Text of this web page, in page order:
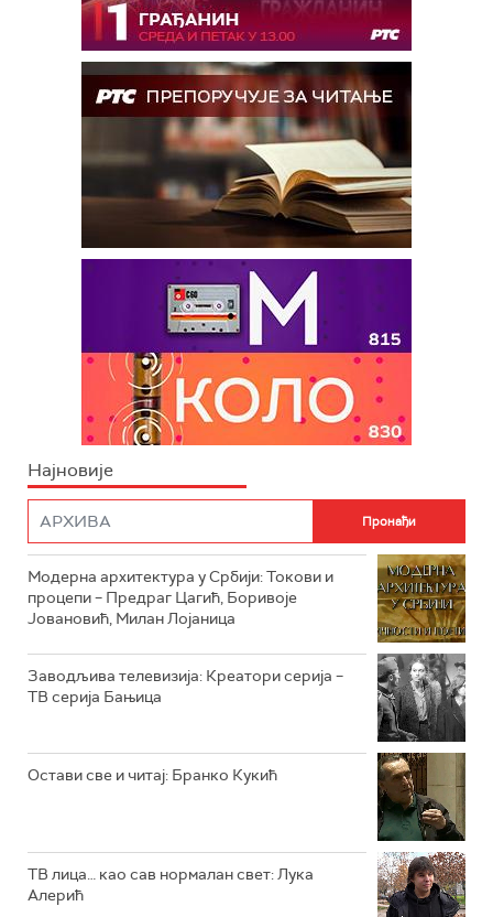
Најновије
Модерна архитектура у Србији: Токови и
процепи – Предраг Цагић, Боривоје
Јовановић, Милан Лојаница
Заводљива телевизија: Креатори серија –
ТВ серија Бањица
Остави све и читај: Бранко Кукић
ТВ лица… као сав нормалан свет: Лука
Алерић